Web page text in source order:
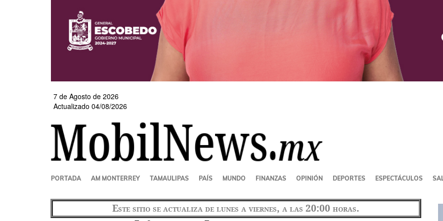
7 de Agosto de 2026
Actualizado 04/08/2026
SECCIONES
PORTADA AM MONTERREY TAMAULIPAS PAÍS MUNDO FINANZAS OPINIÓN DEPORTES ESPECTÁCULOS
Este sitio se actualiza de lunes a viernes, a las 20:00 horas.